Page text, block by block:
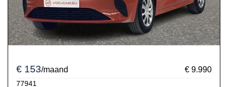
€ 153/maand € 9.990
77941